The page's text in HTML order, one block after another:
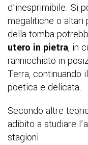
d’inesprimibile. Si
megalitiche o altari
della tomba
utero in pietra, in
rannicchiato in
Terra, continuando
poetica e delicata.
Secondo altre
adibito a studiare
stagioni.